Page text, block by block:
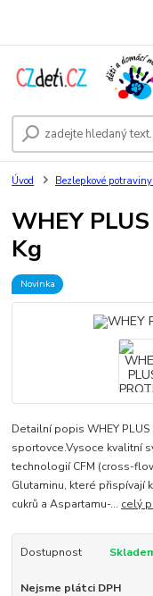
Úvod Bezlepkové potraviny
WHEY
Kg
Novinka
Detailní popis WHEY
sportovce.Vysoce kvalitní
technologií CFM (cross-
Glutaminu, které přispívají
cukrů a Aspartamu-... celý
Dostupnost
Nejsme plátci DPH